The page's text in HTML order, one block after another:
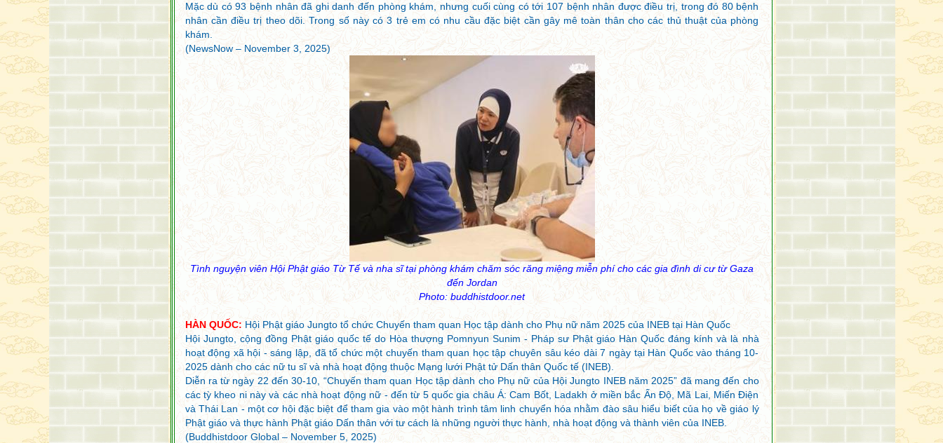
Mặc dù có 93 bệnh nhân đã ghi danh đến phòng khám, nhưng cuối cùng có tới 107 bệnh nhân được điều trị, trong đó 80 bệnh
nhân cần điều trị theo dõi. Trong số này có 3 trẻ em có nhu cầu đặc biệt cần gây mê toàn thân cho các thủ thuật của phòng
khám.
(NewsNow – November 3, 2025)
Tình nguyện viên Hội Phật giáo Từ Tế và nha sĩ tại phòng khám chăm sóc răng miệng miễn phí cho các gia đình di cư từ Gaza
đến Jordan
Photo: buddhistdoor.net
HÀN QUỐC: Hội Phật giáo Jungto tổ chức Chuyến tham quan Học tập dành cho Phụ nữ năm 2025 của INEB tại Hàn Quốc
Hội Jungto, cộng đồng Phật giáo quốc tế do Hòa thượng Pomnyun Sunim - Pháp sư Phật giáo Hàn Quốc đáng kính và là nhà
hoạt động xã hội - sáng lập, đã tổ chức một chuyến tham quan học tập chuyên sâu kéo dài 7 ngày tại Hàn Quốc vào tháng 10-
2025 dành cho các nữ tu sĩ và nhà hoạt động thuộc Mạng lưới Phật tử Dấn thân Quốc tế (INEB).
Diễn ra từ ngày 22 đến 30-10, “Chuyến tham quan Học tập dành cho Phụ nữ của Hội Jungto INEB năm 2025” đã mang đến cho
các tỳ kheo ni này và các nhà hoạt động nữ - đến từ 5 quốc gia châu Á: Cam Bốt, Ladakh ở miền bắc Ấn Độ, Mã Lai, Miến Điện
và Thái Lan - một cơ hội đặc biệt để tham gia vào một hành trình tâm linh chuyển hóa nhằm đào sâu hiểu biết của họ về giáo lý
Phật giáo và thực hành Phật giáo Dấn thân với tư cách là những người thực hành, nhà hoạt động và thành viên của INEB.
(Buddhistdoor Global – November 5, 2025)